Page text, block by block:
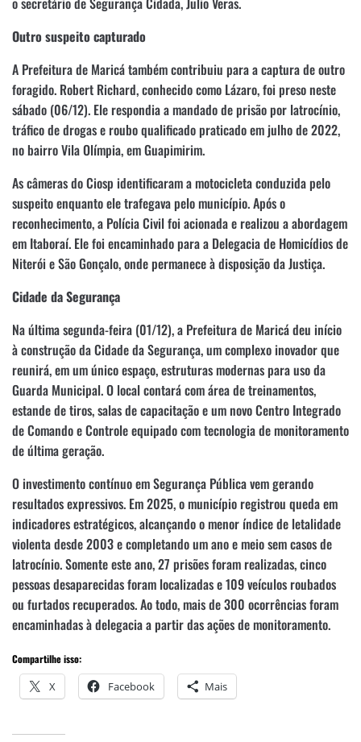
Outro suspeito capturado
A Prefeitura de Maricá também contribuiu para a captura de outro
foragido. Robert Richard, conhecido como Lázaro, foi preso neste
sábado (06/12). Ele respondia a mandado de prisão por latrocínio,
tráfico de drogas e roubo qualificado praticado em julho de 2022,
no bairro Vila Olímpia, em Guapimirim.
As câmeras do Ciosp identificaram a motocicleta conduzida pelo
suspeito enquanto ele trafegava pelo município. Após o
reconhecimento, a Polícia Civil foi acionada e realizou a abordagem
em Itaboraí. Ele foi encaminhado para a Delegacia de Homicídios de
Niterói e São Gonçalo, onde permanece à disposição da Justiça.
Cidade da Segurança
Na última segunda-feira (01/12), a Prefeitura de Maricá deu início
à construção da Cidade da Segurança, um complexo inovador que
reunirá, em um único espaço, estruturas modernas para uso da
Guarda Municipal. O local contará com área de treinamentos,
estande de tiros, salas de capacitação e um novo Centro Integrado
de Comando e Controle equipado com tecnologia de monitoramento
de última geração.
O investimento contínuo em Segurança Pública vem gerando
resultados expressivos. Em 2025, o município registrou queda em
indicadores estratégicos, alcançando o menor índice de letalidade
violenta desde 2003 e completando um ano e meio sem casos de
latrocínio. Somente este ano, 27 prisões foram realizadas, cinco
pessoas desaparecidas foram localizadas e 109 veículos roubados
ou furtados recuperados. Ao todo, mais de 300 ocorrências foram
encaminhadas à delegacia a partir das ações de monitoramento.
Compartilhe isso:
X Facebook Mais